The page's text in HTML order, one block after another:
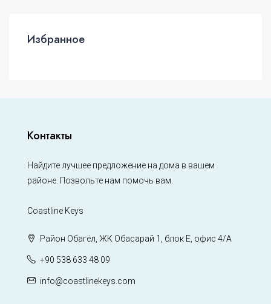
Избранное
Контакты
Найдите лучшее предложение на дома в вашем
районе. Позвольте нам помочь вам.
Coastline Keys
Район Обагёл, ЖК Обасарай 1, блок Е, офис 4/А
+90 538 633 48 09
info@coastlinekeys.com